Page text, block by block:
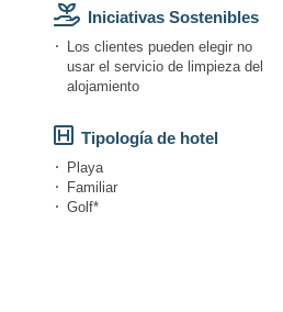
Iniciativas Sostenibles
Los clientes pueden elegir no
usar el servicio de limpieza del
alojamiento
Tipología de hotel
Playa
Familiar
Golf*